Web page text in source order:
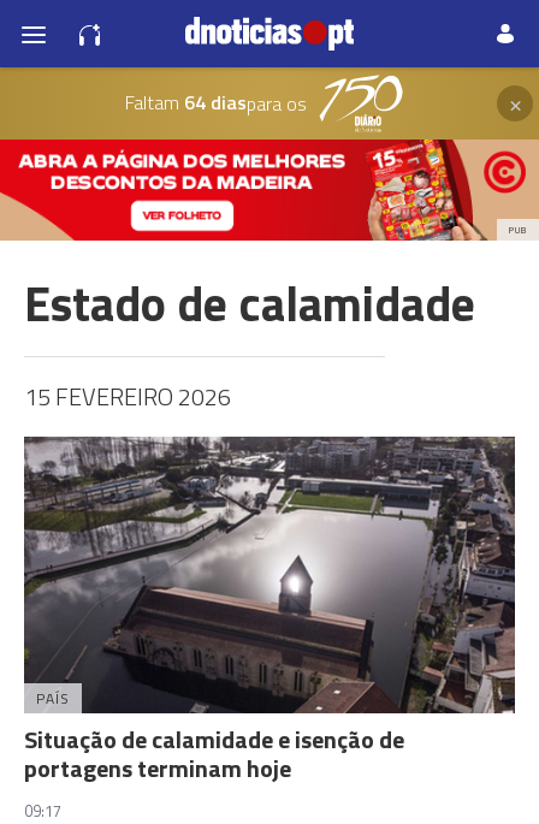
Faltam 64 diaspara os ×
PUB
Estado de calamidade
15 FEVEREIRO 2026
PAÍS
Situação de calamidade e isenção de
portagens terminam hoje
09:17